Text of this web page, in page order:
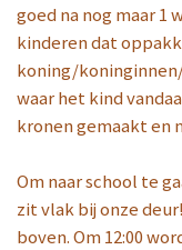
goed na nog maar 1
kinderen dat
koning/
waar het kind
kronen gemaakt en
Om naar school te
zit vlak bij onze
boven. Om 12:00